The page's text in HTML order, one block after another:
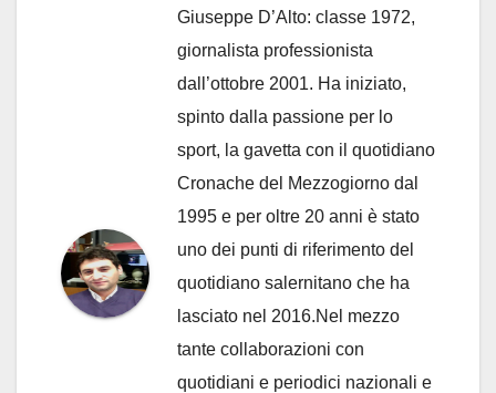
Giuseppe D’Alto: classe 1972,
giornalista professionista
dall’ottobre 2001. Ha iniziato,
spinto dalla passione per lo
sport, la gavetta con il quotidiano
Cronache del Mezzogiorno dal
1995 e per oltre 20 anni è stato
uno dei punti di riferimento del
quotidiano salernitano che ha
lasciato nel 2016.Nel mezzo
tante collaborazioni con
quotidiani e periodici nazionali e